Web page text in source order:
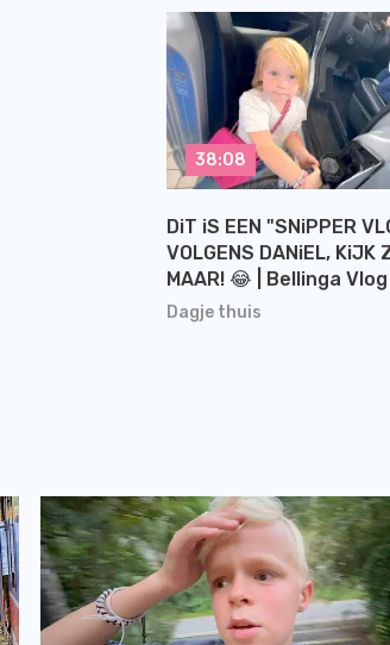
Dagje thuis
DiT iS EEN "SNiPPER
VOLGENS DANiEL, KiJK
MAAR! 😂 | Bellinga
38:08